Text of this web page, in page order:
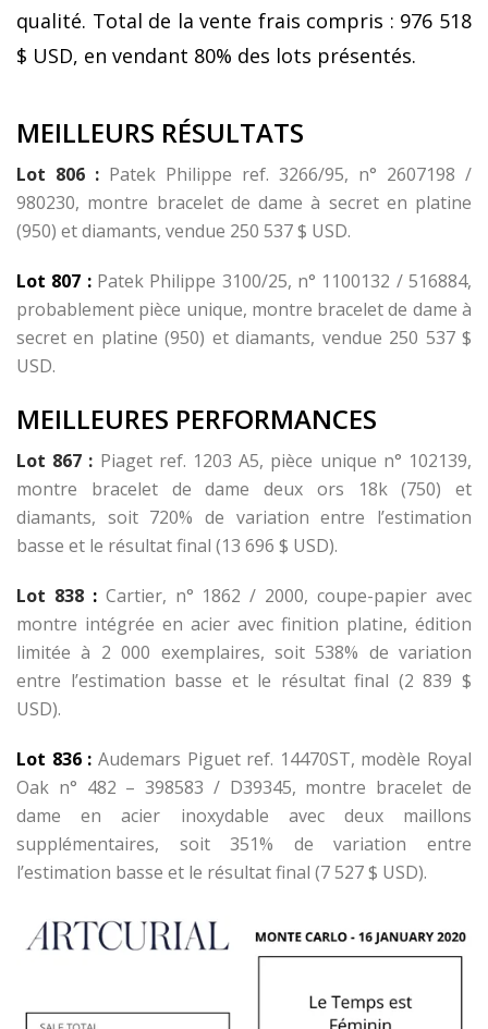
qualité. Total de la vente frais compris : 976 518
$ USD, en vendant 80% des lots présentés.
MEILLEURS RÉSULTATS
Lot 806 : Patek Philippe ref. 3266/95, n° 2607198 /
980230, montre bracelet de dame à secret en platine
(950) et diamants, vendue 250 537 $ USD.
Lot 807 :Patek Philippe 3100/25, n° 1100132 / 516884,
probablement pièce unique, montre bracelet de dame à
secret en platine (950) et diamants, vendue 250 537 $
USD.
MEILLEURES PERFORMANCES
Lot 867 : Piaget ref. 1203 A5, pièce unique n° 102139,
montre bracelet de dame deux ors 18k (750) et
diamants, soit 720% de variation entre l’estimation
basse et le résultat final (13 696 $ USD).
Lot 838 :Cartier, n° 1862 / 2000, coupe-papier avec
montre intégrée en acier avec finition platine, édition
limitée à 2 000 exemplaires, soit 538% de variation
entre l’estimation basse et le résultat final (2 839 $
USD).
Lot 836 : Audemars Piguet ref. 14470ST, modèle Royal
Oak n° 482 – 398583 / D39345, montre bracelet de
dame en acier inoxydable avec deux maillons
supplémentaires, soit 351% de variation entre
l’estimation basse et le résultat final (7 527 $ USD).